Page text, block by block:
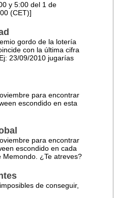
y 5:00 del 1 de
(CET)]
gordo de la lotería
con la última cifra
23/09/2010 jugarías
para encontrar
escondido en esta
para encontrar
escondido en cada
Memondo. ¿Te atreves?
de conseguir,